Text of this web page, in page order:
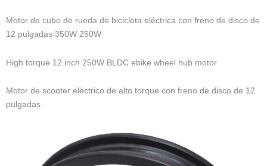
Motor de cubo de rueda de bicicleta eléctrica con freno de disco de
12 pulgadas 350W 250W
High torque 12 inch 250W BLDC ebike wheel hub motor
Motor de scooter eléctrico de alto torque con freno de disco de 12
pulgadas